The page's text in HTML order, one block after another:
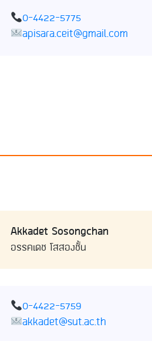
0-4422-5775
apisara.ceit@gmail.com
Akkadet Sosongchan
อรรคเดช โสสองชั้น
0-4422-5759
akkadet@sut.ac.th